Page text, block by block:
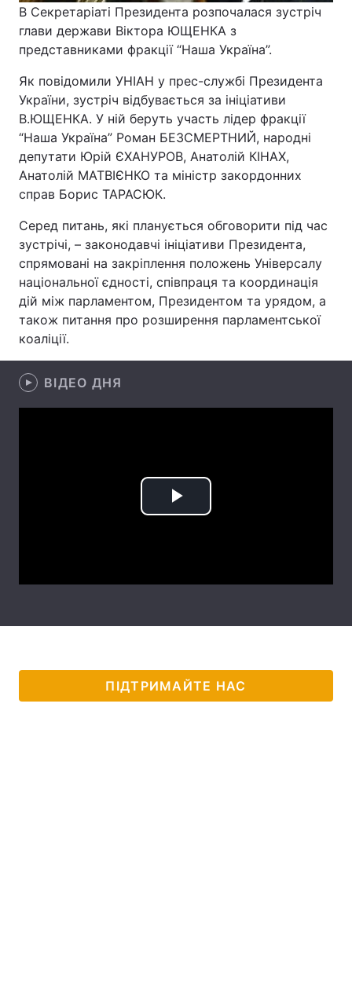
Україна Політика
Економіка Світ
Спорт Наука
Техно і зв'язок
Зброя Інциденти
Здоров'я
Цікавинки Погода
Екологія
Лонгріди
В Секретаріаті Президента розпочалася зустріч
глави держави Віктора ЮЩЕНКА з
представниками фракції “Наша Україна”.
Як повідомили УНІАН у прес-службі Президента
України, зустріч відбувається за ініціативи
В.ЮЩЕНКА. У ній беруть участь лідер фракції
“Наша Україна” Роман БЕЗСМЕРТНИЙ, народні
депутати Юрій ЄХАНУРОВ, Анатолій КІНАХ,
Анатолій МАТВІЄНКО та міністр закордонних
справ Борис ТАРАСЮК.
Серед питань, які планується обговорити під час
зустрічі, – законодавчі ініціативи Президента,
спрямовані на закріплення положень Універсалу
національної єдності, співпраця та координація
дій між парламентом, Президентом та урядом, а
також питання про розширення парламентської
коаліції.
ВІДЕО ДНЯ
Play
ПІДТРИМАЙТЕ НАС